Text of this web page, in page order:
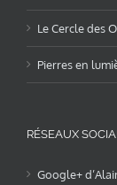
Le Cercle des
Pierres en
RÉSEAUX
Google+